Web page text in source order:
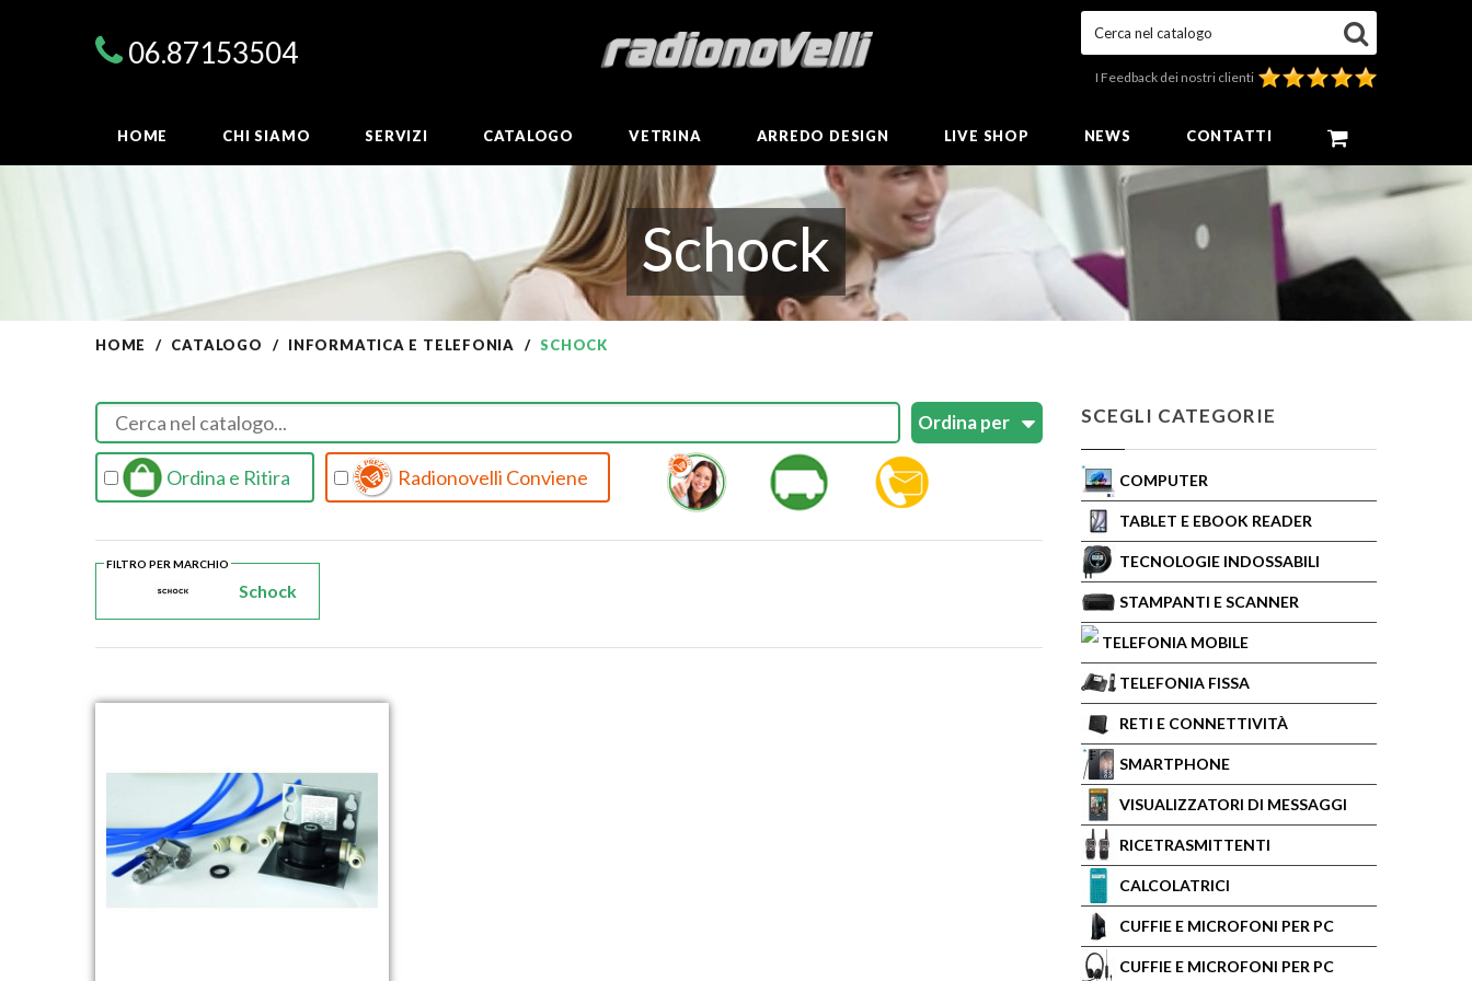
06.87153504
Cerca nel catalogo
I Feedback dei nostri clienti
HOME CHI SIAMO SERVIZI CATALOGO VETRINA ARREDO DESIGN LIVE SHOP NEWS CONTATTI
Schock
HOME CATALOGO INFORMATICA E TELEFONIA SCHOCK
SCEGLI CATEGORIE
COMPUTER
TABLET E EBOOK READER
TECNOLOGIE INDOSSABILI
STAMPANTI E SCANNER
TELEFONIA MOBILE
TELEFONIA FISSA
RETI E CONNETTIVITÀ
SMARTPHONE
VISUALIZZATORI DI MESSAGGI
RICETRASMITTENTI
CALCOLATRICI
CUFFIE E MICROFONI PER PC
CUFFIE E MICROFONI PER PC
Ordina e Ritira Radionovelli Conviene
Schock
FILTRO PER MARCHIO